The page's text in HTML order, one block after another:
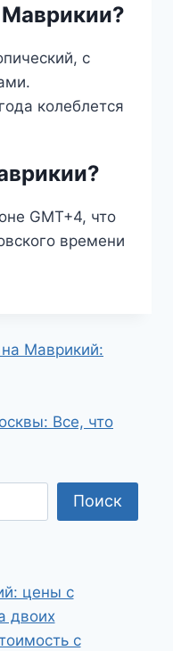
с
колеблется
GMT+4, что
времени
Маврикий:
Все, что
Поиск
цены с
двоих
с